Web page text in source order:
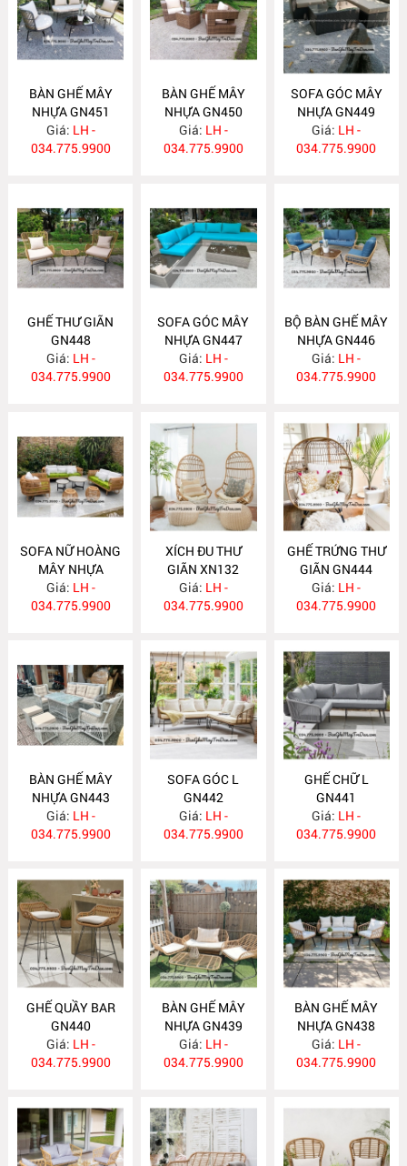
BÀN GHẾ MÂY
NHỰA GN451
Giá: LH -
034.775.9900
BÀN GHẾ MÂY
NHỰA GN450
Giá: LH -
034.775.9900
SOFA GÓC MÂY
NHỰA GN449
Giá: LH -
034.775.9900
GHẾ THƯ GIÃN
GN448
Giá: LH -
034.775.9900
SOFA GÓC MÂY
NHỰA GN447
Giá: LH -
034.775.9900
BỘ BÀN GHẾ MÂY
NHỰA GN446
Giá: LH -
034.775.9900
SOFA NỮ HOÀNG
MÂY NHỰA
GN445
Giá: LH -
034.775.9900
XÍCH ĐU THƯ
GIÃN XN132
Giá: LH -
034.775.9900
GHẾ TRỨNG THƯ
GIÃN GN444
Giá: LH -
034.775.9900
BÀN GHẾ MÂY
NHỰA GN443
Giá: LH -
034.775.9900
SOFA GÓC L
GN442
Giá: LH -
034.775.9900
GHẾ CHỮ L
GN441
Giá: LH -
034.775.9900
GHẾ QUẦY BAR
GN440
Giá: LH -
034.775.9900
BÀN GHẾ MÂY
NHỰA GN439
Giá: LH -
034.775.9900
BÀN GHẾ MÂY
NHỰA GN438
Giá: LH -
034.775.9900